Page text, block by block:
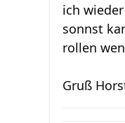
ich
sonnst
rollen
Gruß